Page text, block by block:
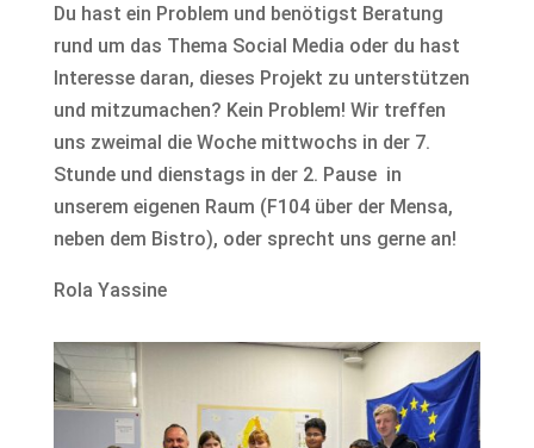
Du hast ein Problem und benötigst Beratung
rund um das Thema Social Media oder du hast
Interesse daran, dieses Projekt zu unterstützen
und mitzumachen? Kein Problem! Wir treffen
uns zweimal die Woche mittwochs in der 7.
Stunde und dienstags in der 2. Pause in
unserem eigenen Raum (F104 über der Mensa,
neben dem Bistro), oder sprecht uns gerne an!
Rola Yassine